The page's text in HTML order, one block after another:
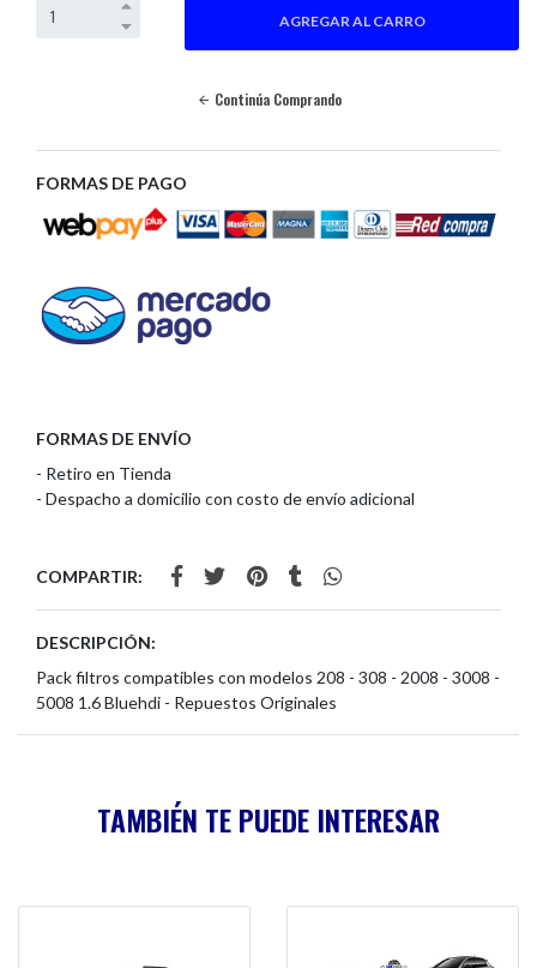
Continúa Comprando
FORMAS DE PAGO
FORMAS DE ENVÍO
- Retiro en Tienda
- Despacho a domicilio con costo de envío adicional
COMPARTIR:
DESCRIPCIÓN:
Pack filtros compatibles con modelos 208 - 308 - 2008 - 3008 -
5008 1.6 Bluehdi - Repuestos Originales
TAMBIÉN TE PUEDE INTERESAR